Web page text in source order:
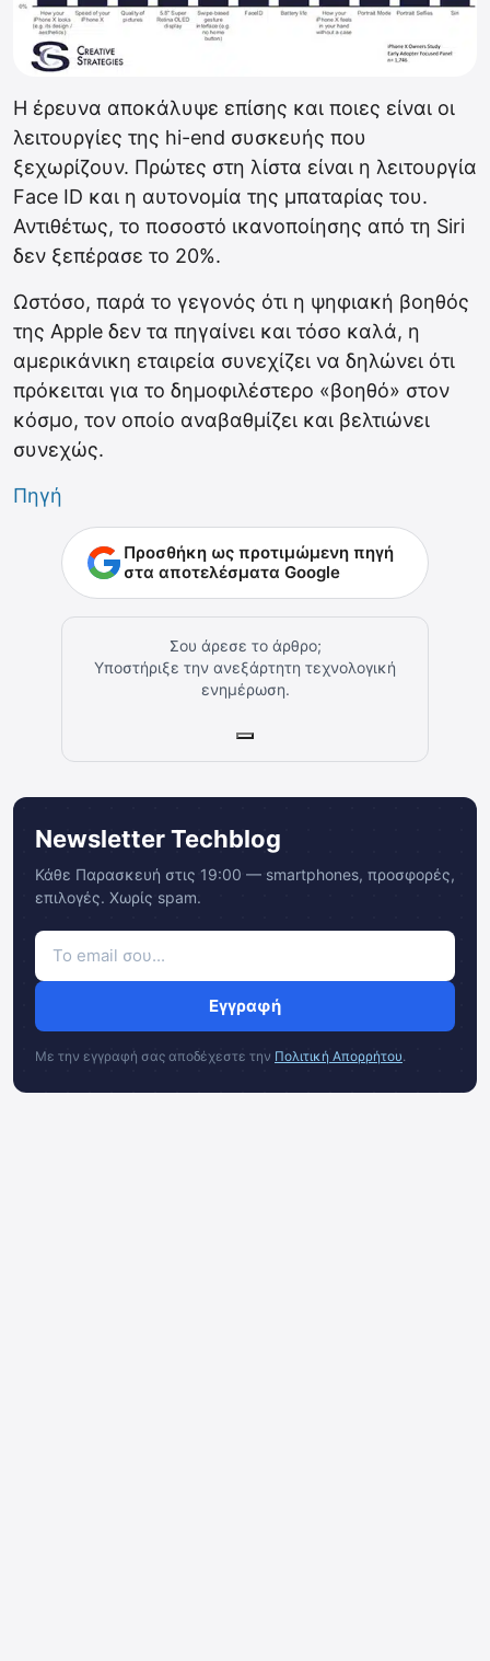
Η έρευνα αποκάλυψε επίσης και ποιες είναι οι
λειτουργίες της hi-end συσκευής που
ξεχωρίζουν. Πρώτες στη λίστα είναι η λειτουργία
Face ID και η αυτονομία της μπαταρίας του.
Αντιθέτως, το ποσοστό ικανοποίησης από τη Siri
δεν ξεπέρασε το 20%.
Ωστόσο, παρά το γεγονός ότι η ψηφιακή βοηθός
της Apple δεν τα πηγαίνει και τόσο καλά, η
αμερικάνικη εταιρεία συνεχίζει να δηλώνει ότι
πρόκειται για το δημοφιλέστερο «βοηθό» στον
κόσμο, τον οποίο αναβαθμίζει και βελτιώνει
συνεχώς.
Πηγή
Προσθήκη ως προτιμώμενη πηγή
στα αποτελέσματα Google
Σου άρεσε το άρθρο;
Υποστήριξε την ανεξάρτητη τεχνολογική
ενημέρωση.
Newsletter Techblog
Κάθε Παρασκευή στις 19:00 — smartphones, προσφορές,
επιλογές. Χωρίς spam.
Εγγραφή
Με την εγγραφή σας αποδέχεστε την Πολιτική Απορρήτου.